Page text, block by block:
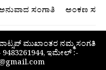
ಸಂಗಾತಿ ಅಂಕಣ
ಮುಖಾಂತರ ನಮ್ಮ ಸಂಗತಿ
ಇಮೇಲ್ :-